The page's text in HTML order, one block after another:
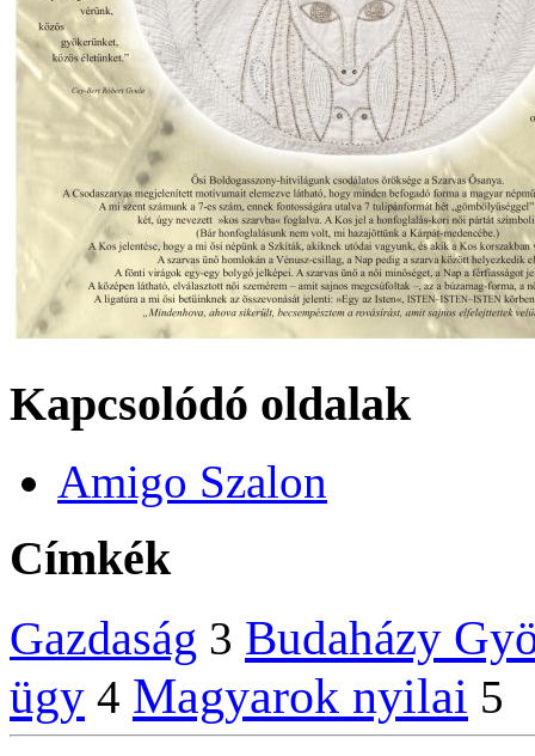
Kapcsolódó oldalak
Amigo Szalon
Címkék
Gazdaság 3 Budaházy
ügy 4 Magyarok nyilai 5